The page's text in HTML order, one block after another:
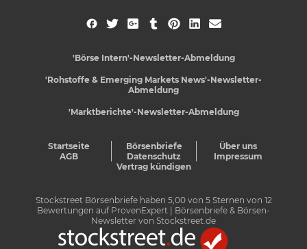
'Börse Intern'-Newsletter-Abmeldung
'Rohstoffe & Emerging Markets News'-Newsletter-
Abmeldung
'Marktberichte'-Newsletter-Abmeldung
Startseite Börsenbriefe
Über uns
AGB
Datenschutz
Impressum
Vertrag kündigen
Stockstreet Börsenbriefe haben 5,00von 5Sternen von 12
Bewertungen auf ProvenExpert
| Börsenbriefe & Börsen-
Newsletter von Stockstreet.de